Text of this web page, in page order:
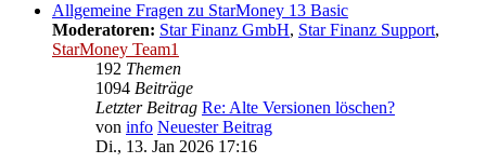
Allgemeine Fragen zu StarMoney 13 Basic
Moderatoren: Star Finanz GmbH, Star Finanz Support,
StarMoney Team1
192 Themen
1094 Beiträge
Letzter Beitrag Re: Alte Versionen löschen?
von info Neuester Beitrag
Di., 13. Jan 2026 17:16